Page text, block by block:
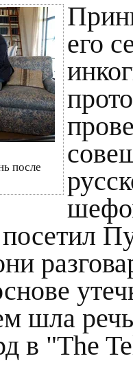
после
его
шла
в "The